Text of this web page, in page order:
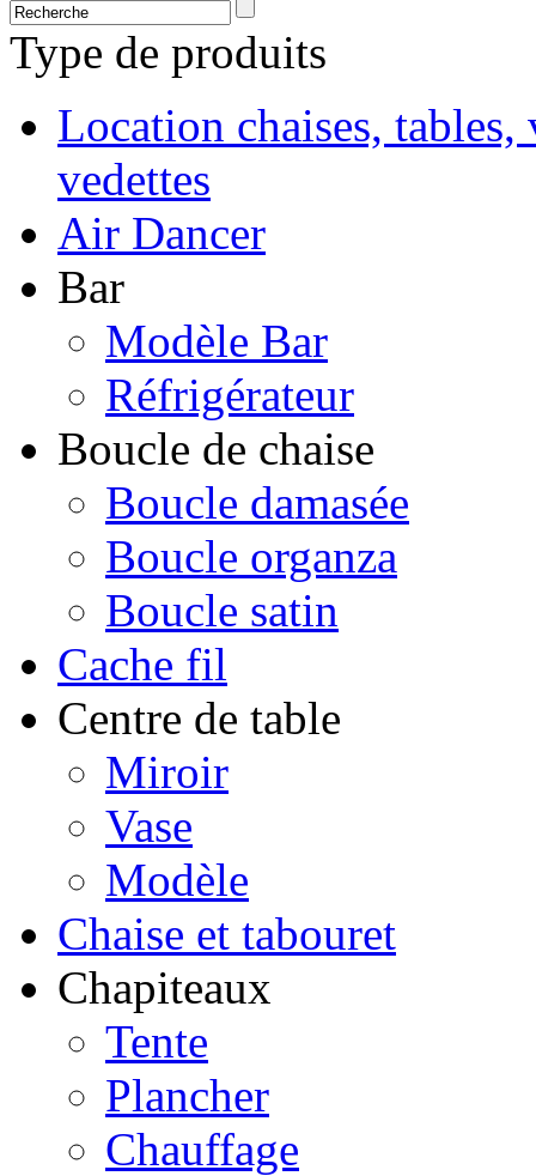
Type de produits
Location chaises,
vedettes
Air Dancer
Bar
Modèle Bar
Réfrigérateur
Boucle de chaise
Boucle damasée
Boucle organza
Boucle satin
Cache fil
Centre de table
Miroir
Vase
Modèle
Chaise et tabouret
Chapiteaux
Tente
Plancher
Chauffage